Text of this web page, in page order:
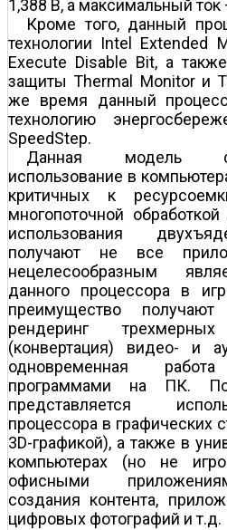
1,388 В, а максимальный ток
Кроме того, данный
технологии Intel Extended
Execute Disable Bit, а
защиты Thermal Monitor и
же время данный
технологию
SpeedStep.
Данная модель
использование в
критичных к
многопоточной
использования
получают не все
нецелесообразным
данного процессора в
преимущество
рендеринг
(конвертация) видео- и
одновременная
программами на ПК.
представляется
процессора в графических
3D-графикой), а также в
компьютерах (но не
офисными
создания контента,
цифровых фотографий и т.д.